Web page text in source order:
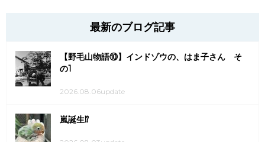
最新のブログ記事
【野毛山物語⑩】インドゾウの、はま子さん そ
の1
2026.08.06update
嵐誕生⁉